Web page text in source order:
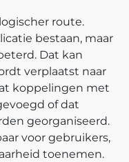
route.
bestaan, maar
Dat kan
verplaatst naar
koppelingen met
of dat
georganiseerd.
voor gebruikers,
toenemen.